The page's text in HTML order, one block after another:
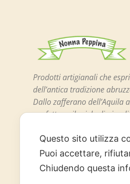
Prodotti artigianali che
dell’antica tradizione
Dallo zafferano dell’Aquila
confetture, il miele di
tutta l’arte dolciaria
Questo sito utilizza
Puoi accettare,
Chiudendo questa